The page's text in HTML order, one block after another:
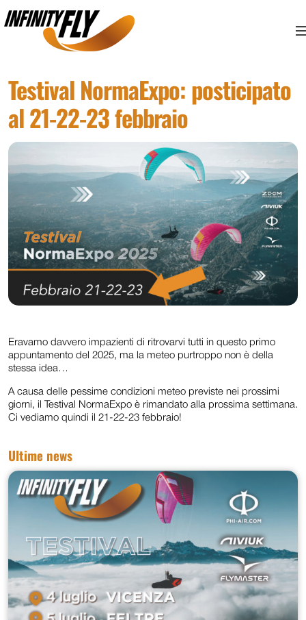
Testival NormaExpo: posticipato
al 21-22-23 febbraio
Eravamo davvero impazienti di ritrovarvi tutti in questo primo
appuntamento del 2025, ma la meteo purtroppo non è della
stessa idea…
A causa delle pessime condizioni meteo previste nei prossimi
giorni, il Testival NormaExpo è rimandato alla prossima settimana.
Ci vediamo quindi il 21-22-23 febbraio!
Ultime news